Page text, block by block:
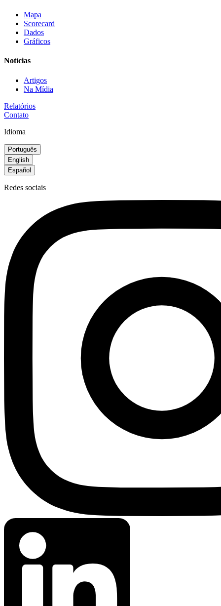
Mapa
Scorecard
Dados
Gráficos
Notícias
Artigos
Na Mídia
Relatórios
Contato
Idioma
Português
English
Español
Redes sociais